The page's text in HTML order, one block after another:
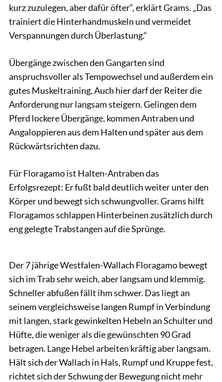
kurz zuzulegen, aber dafür öfter“, erklärt Grams. „Das
trainiert die Hinterhandmuskeln und vermeidet
Verspannungen durch Überlastung.“
Übergänge zwischen den Gangarten sind
anspruchsvoller als Tempowechsel und außerdem ein
gutes Muskeltraining. Auch hier darf der Reiter die
Anforderung nur langsam steigern. Gelingen dem
Pferd lockere Übergänge, kommen Antraben und
Angaloppieren aus dem Halten und später aus dem
Rückwärtsrichten dazu.
Für Floragamo ist Halten-Antraben das
Erfolgsrezept: Er fußt bald deutlich weiter unter den
Körper und bewegt sich schwungvoller. Grams hilft
Floragamos schlappen Hinterbeinen zusätzlich durch
eng gelegte Trabstangen auf die Sprünge.
Der 7 jährige Westfalen-Wallach Floragamo bewegt
sich im Trab sehr weich, aber langsam und klemmig.
Schneller abfußen fällt ihm schwer. Das liegt an
seinem vergleichsweise langen Rumpf in Verbindung
mit langen, stark gewinkelten Hebeln an Schulter und
Hüfte, die weniger als die gewünschten 90 Grad
betragen. Lange Hebel arbeiten kräftig aber langsam.
Hält sich der Wallach in Hals, Rumpf und Kruppe fest,
richtet sich der Schwung der Bewegung nicht mehr